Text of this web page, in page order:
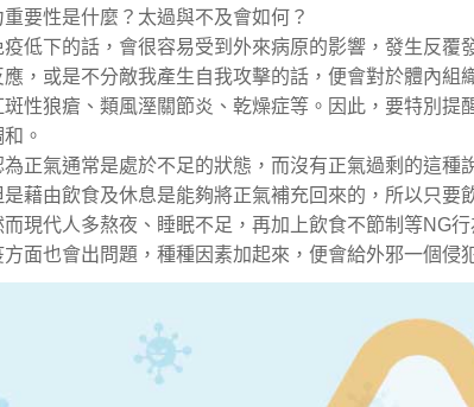
要性是什麼？太過與不及會如何？
疫低下的話，會很容易受到外來病原的影響，發生反
應，或是不分敵我產生自我攻擊的話，便會對於體內組
斑性狼瘡、類風溼關節炎、乾燥症等。因此，要特別
。
為正氣通常是處於不足的狀態，而沒有正氣過剩的這種
是藉由飲食及休息是能夠將正氣補充回來的，所以只
而現代人多熬夜、睡眠不足，再加上飲食不節制等NG
方面也會出問題，種種因素加起來，便會給外邪一個侵